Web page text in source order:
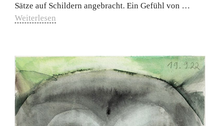
Sätze auf Schildern angebracht. Ein Gefühl von …
Weiterlesen